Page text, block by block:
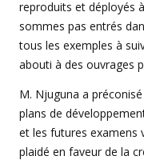
reproduits et déployés
sommes pas entrés
tous les exemples à
abouti à des ouvrages
M. Njuguna a
plans de
et les futures examens
plaidé en faveur de la